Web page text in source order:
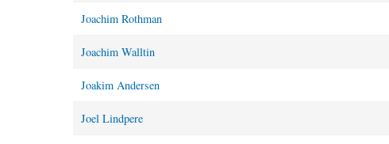
Joachim Rothman
Joachim Walltin
Joakim Andersen
Joel Lindpere